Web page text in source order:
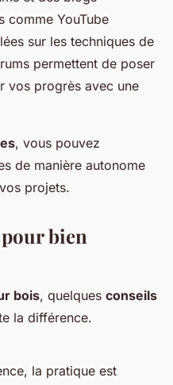
comme YouTube
sur les techniques de
permettent de poser
vos progrès avec une
, vous pouvez
de manière autonome
projets.
bien
bois, quelques conseils
la différence.
la pratique est